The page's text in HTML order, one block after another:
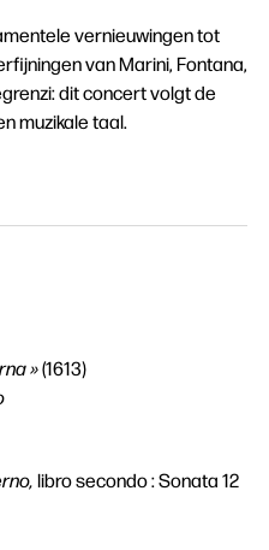
vernieuwingen tot
van Marini, Fontana,
dit concert volgt de
muzikale taal.
»(1613)
libro secondo : Sonata 12